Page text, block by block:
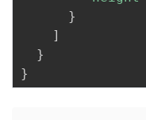
}
]
}
}